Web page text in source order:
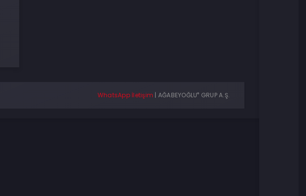
WhatsApp İletişim | AĞABEYOĞLU® GRUP A.Ş.